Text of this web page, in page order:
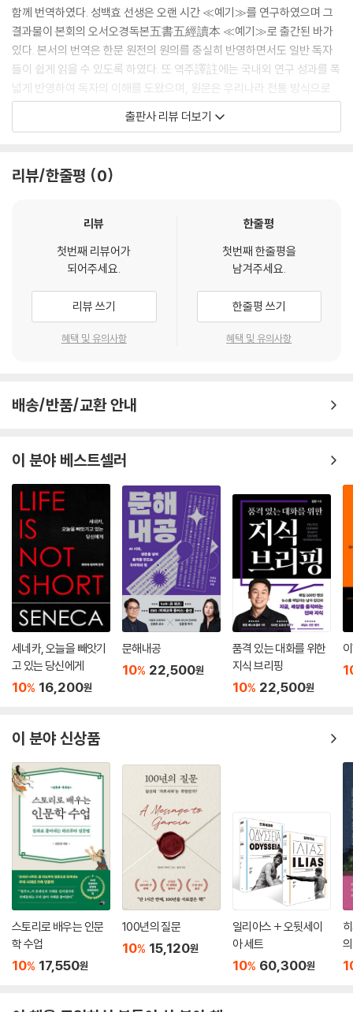
두 개의 술이 있고 제후는 〈술이〉 아홉 개이고 상대부는 〈술이〉 일곱 개이고
하대부는 〈술이〉 다섯 개이고 士는 〈술이〉 세 개이다. 이는 문채 나는 것을
귀하게 여기는 것이다.
--- 「≪예기집설대전≫ 권10 〈예기禮器〉」 중에서
교제郊祭에 사용하는 희생犧牲
교제郊祭에는 특생特牲을 사용하고 사직社稷의 제사에는 태뢰太牢를
사용하며, 천자가 제후의 나라에 가면 제후가 음식을 올리되 송아지를 사
를 쓰는 것은 진실함을 귀하게 여기는 뜻이다. 그러므로 천자는 새끼를 밴
함께 번역하였다. 성백효 선생은 오랜 시간 ≪예기≫를 연구하였으며 그
결과물이 본회의 오서오경독본五書五經讀本 ≪예기≫로 출간된 바가
있다. 본서의 번역은 한문 원전의 원의를 충실히 반영하면서도 일반 독자
들이 쉽게 읽을 수 있도록 하였다. 또 역주譯註에는 국내외 연구 성과를 폭
넓게 반영하여 독자의 이해를 도왔으며, 원문은 우리나라 전통 방식으로
현토懸吐하였다. 그리고 독자들의 이해를 돕기 위해 70여 개의 도판圖版
록
≪역주 예기집설대전 5≫에서는 제10권인 〈예기禮器〉, 제11권인 〈교특
에 대해 서술하고 있는데, 예禮를 행하는 자가 기물의 제도를 밝게 아는 것
과 기물을 완성하듯 예를 배우는 자가 도덕道德과 도량度量을 이루는 것
을 의미한다고 한다. 〈교특생〉은 맨 앞의 세 글자를 따서 편명으로 삼은 것
이다. 교제郊祭뿐만 아니라 사제蜡祭·사제社祭·관례冠禮·혼례婚禮 등
을 다루고 있고, 그와 관련된 각종 예법·희생犧牲·기물·음악·술 및 그와 관
출판사 리뷰 더보기
리뷰/한줄평 0
리뷰
첫번째 리뷰어가
되어주세요.
리뷰 쓰기
혜택 및 유의사항
한줄평
첫번째 한줄평을
남겨주세요.
한줄평 쓰기
혜택 및 유의사항
배송/반품/교환 안내
이 분야 베스트셀러
세네카, 오늘을 빼앗기
고 있는 당신에게
10% 16,200원
문해내공
10% 22,500원
품격 있는 대화를 위한
지식 브리핑
10% 22,500원
이 분야 신상품
스토리로 배우는 인문
학 수업
10% 17,550원
100년의 질문
10% 15,120원
일리아스 + 오뒷세이
아 세트
10% 60,300원